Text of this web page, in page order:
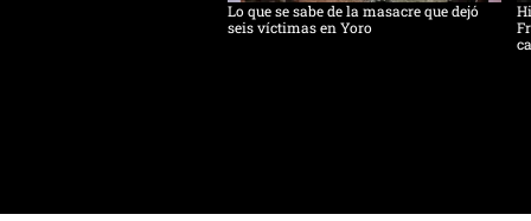
Lo que se sabe de la masacre que dejó
seis víctimas en Yoro